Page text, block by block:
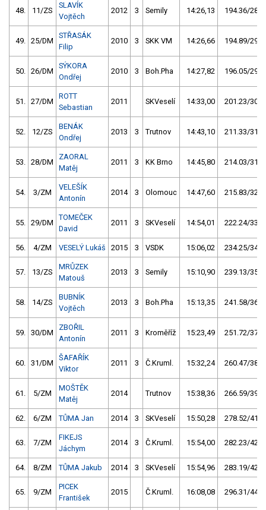
48. 11/ZS
SLAVÍK
Vojtěch
2012 3 Semily 14:26,13 194.36/28,9
49. 25/DM
STŘASÁK
Filip
2010 3 SKK VM 14:26,66 194.89/29,0
50. 26/DM
SÝKORA
Ondřej
2010 3 Boh.Pha 14:27,82 196.05/29,2
51. 27/DM
ROTT
Sebastian
2011 SKVeselí 14:33,00 201.23/30,0
52. 12/ZS
BENÁK
Ondřej
2013 3 Trutnov 14:43,10 211.33/31,5
53. 28/DM
ZAORAL
Matěj
2011 3 KK Brno 14:45,80 214.03/31,9
54. 3/ZM
VELEŠÍK
Antonín
2014 3 Olomouc 14:47,60 215.83/32,1
55. 29/DM
TOMEČEK
David
2011 3 SKVeselí 14:54,01 222.24/33,1
56. 4/ZM VESELÝ Lukáš 2015 3 VSDK 15:06,02 234.25/34,9
57. 13/ZS
MRŮZEK
Matouš
2013 3 Semily 15:10,90 239.13/35,6
58. 14/ZS
BUBNÍK
Vojtěch
2013 3 Boh.Pha 15:13,35 241.58/36,0
59. 30/DM
ZBOŘIL
Antonín
2011 3 Kroměříž 15:23,49 251.72/37,5
60. 31/DM
ŠAFAŘÍK
Viktor
2011 3 Č.Kruml. 15:32,24 260.47/38,8
61. 5/ZM
MOŠTĚK
Matěj
2014 Trutnov 15:38,36 266.59/39,7
62. 6/ZM TŮMA Jan 2014 3 SKVeselí 15:50,28 278.52/41,5
63. 7/ZM
FIKEJS
Jáchym
2014 3 Č.Kruml. 15:54,00 282.23/42,0
64. 8/ZM TŮMA Jakub 2014 3 SKVeselí 15:54,96 283.19/42,2
65. 9/ZM
PICEK
František
2015 Č.Kruml. 16:08,08 296.31/44,1